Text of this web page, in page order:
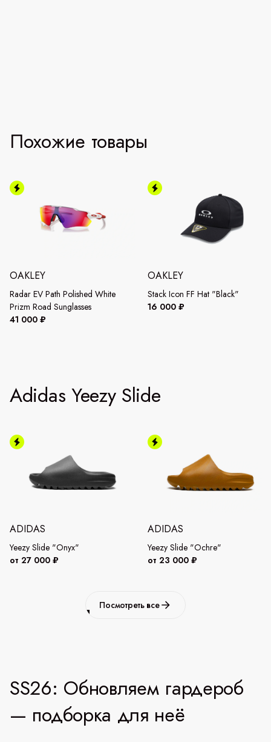
Похожие товары
OAKLEY
Radar EV Path Polished White
Prizm Road Sunglasses
41 000 ₽
OAKLEY
Stack Icon FF Hat "Black"
16 000 ₽
Adidas Yeezy Slide
ADIDAS
Yeezy Slide "Onyx"
от 27 000 ₽
ADIDAS
Yeezy Slide "Ochre"
от 23 000 ₽
Посмотреть все
SS26: Обновляем гардероб
— подборка для неё